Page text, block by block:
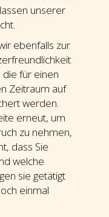
unserer
ebenfalls zur
für einen
Zeitraum auf
werden.
erneut, um
zu nehmen,
dass Sie
welche
sie getätigt
einmal